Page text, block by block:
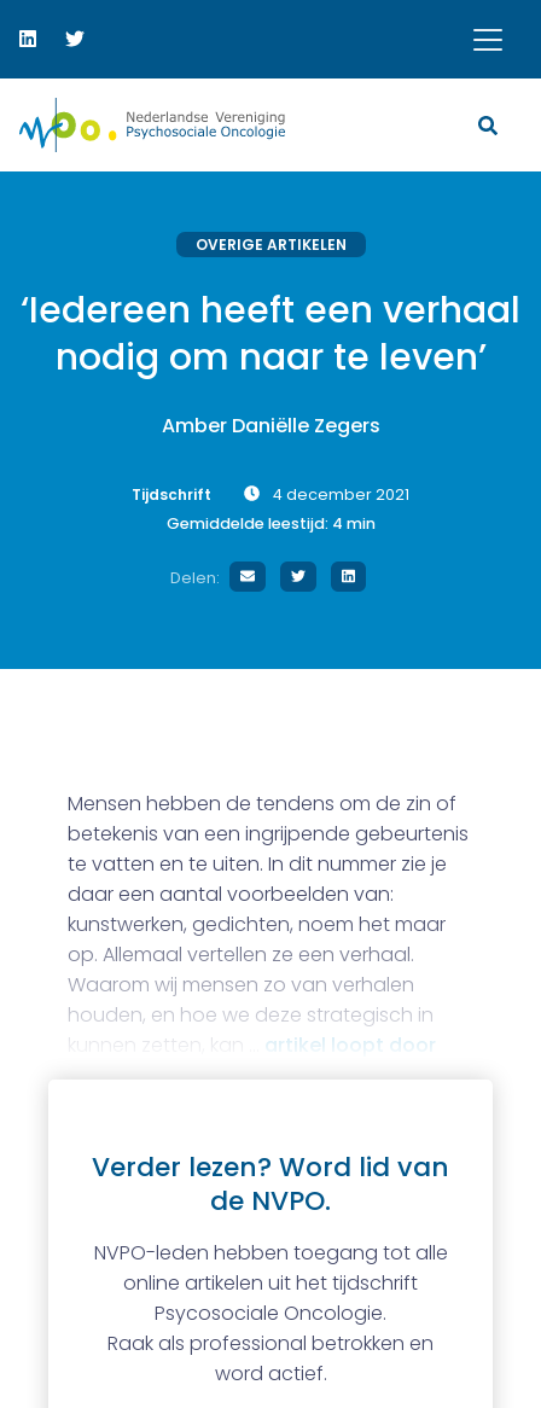
OVERIGE ARTIKELEN
‘Iedereen heeft een verhaal
nodig om naar te leven’
Amber Daniëlle Zegers
Tijdschrift
4 december 2021
Gemiddelde leestijd: 4 min
Delen:
Mensen hebben de tendens om de zin of
betekenis van een ingrijpende gebeurtenis
te vatten en te uiten. In dit nummer zie je
daar een aantal voorbeelden van:
kunstwerken, gedichten, noem het maar
op. Allemaal vertellen ze een verhaal.
Waarom wij mensen zo van verhalen
houden, en hoe we deze strategisch in
kunnen zetten, kan … artikel loopt door
Verder lezen? Word lid van
de NVPO.
NVPO-leden hebben toegang tot alle
online artikelen uit het tijdschrift
Psycosociale Oncologie.
Raak als professional betrokken en
word actief.